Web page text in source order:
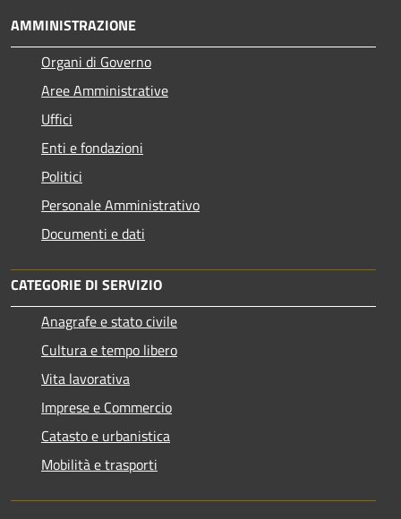
AMMINISTRAZIONE
Organi di Governo
Aree Amministrative
Uffici
Enti e fondazioni
Politici
Personale Amministrativo
Documenti e dati
CATEGORIE DI SERVIZIO
Anagrafe e stato civile
Cultura e tempo libero
Vita lavorativa
Imprese e Commercio
Catasto e urbanistica
Mobilità e trasporti